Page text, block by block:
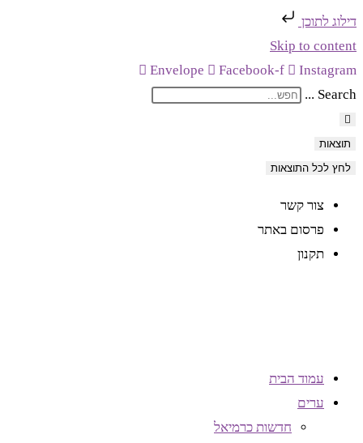
דילוג לתוכן
Skip to content
Envelope
Facebook-f
Instagram
Search ...
תוצאות
לחץ לכל התוצאות
צור קשר
פרסום באתר
תקנון
עמוד הבית
ערים
חדשות כרמיאל